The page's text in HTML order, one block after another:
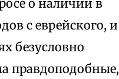
о наличии в
с еврейского, и
безусловно
правдоподобные,